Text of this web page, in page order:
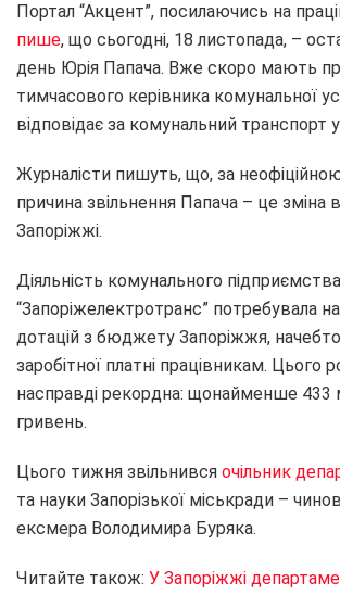
Портал “Акцент”, посилаючись на
пише, що сьогодні, 18 листопада, –
день Юрія Папача. Вже скоро мають
тимчасового керівника комунальної
відповідає за комунальний транспорт
Журналісти пишуть, що, за
причина звільнення Папача – це зміна
Запоріжжі.
Діяльність комунального підприємства
“Запоріжелектротранс” потребувала
дотацій з бюджету Запоріжжя,
заробітної платні працівникам. Цього
насправді рекордна: щонайменше 433
гривень.
Цього тижня звільнився очільник
та науки Запорізької міськради –
ексмера Володимира Буряка.
Читайте також: У Запоріжжі